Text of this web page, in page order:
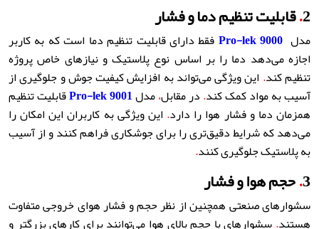
2
.قابلیت تنظیم دما و فشار
مدل Pro-lek 9000فقط دارای قابلیت تنظیم دما است که به کاربر
اجازه می‌دهد دما را بر اساس نوع پلاستیک و نیازهای خاص پروژه
تنظیم کند. این ویژگی می‌تواند به افزایش کیفیت جوش و جلوگیری از
آسیب به مواد کمک کند.در مقابل،مدلPro-lek 9001قابلیت تنظیم
همزمان دما و فشار هوا را دارد. این ویژگی به کاربران این امکان را
می‌دهد که شرایط دقیق‌تری را برای جوشکاری فراهم کنند و از آسیب
به پلاستیک جلوگیری کنند.
3
.حجم هوا و فشار
سشوارهای صنعتی همچنین از نظر حجم و فشار هوای خروجی متفاوت
هستند.سشوارهای با حجم بالای هوا می‌توانند برای کارهای بزرگتر و